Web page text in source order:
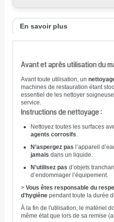
En savoir plus
Avant et après utilisation du
Avant toute utilisation, un
machines de restauration étant
essentiel de les nettoyer
service.
Instructions de nettoyage :
Nettoyez toutes les surfaces
agents corrosifs.
N’aspergez pas l’appareil
jamais dans un liquide.
N’utilisez pas d’objets
d’endommager l’équipement.
> Vous êtes responsable du
d’hygiène pendant toute la durée
À la fin de l'utilisation, le matériel
même état que lors de sa remise